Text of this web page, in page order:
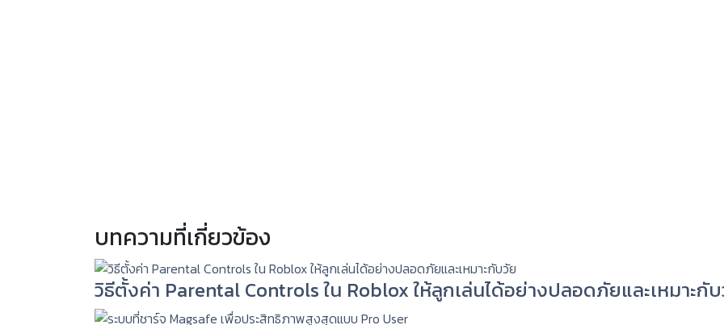
บทความที่เกี่ยวข้อง
วิธีตั้งค่า Parental Controls ใน Roblox ให้ลูกเล่นได้อย่างปลอดภัยและเหมาะกั